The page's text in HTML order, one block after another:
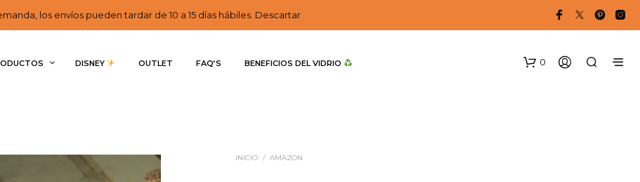
los envíos pueden tardar de 10 a 15 días hábiles. Descartar
DISNEY OUTLET FAQ’S BENEFICIOS DEL VIDRIO 0
INICIO / AMAZON